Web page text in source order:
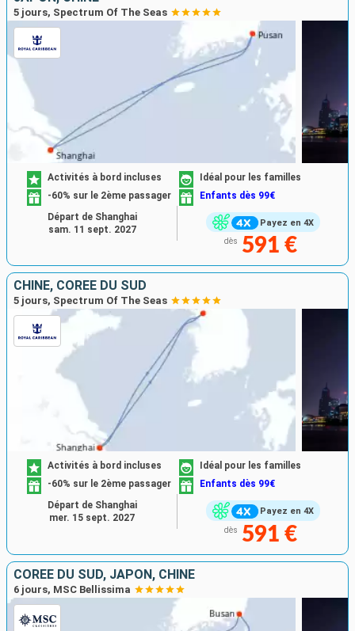
5 jours, Spectrum Of The Seas
Payez en 4X
Activités à bord incluses
Idéal pour les familles
-60% sur le 2ème passager
Enfants dès 99€
dès 591 €
Départ de Shanghai
sam. 11 sept. 2027
CHINE, CORÉE DU SUD
5 jours, Spectrum Of The Seas
Payez en 4X
Activités à bord incluses
Idéal pour les familles
-60% sur le 2ème passager
Enfants dès 99€
dès 591 €
Départ de Shanghai
mer. 15 sept. 2027
CORÉE DU SUD, JAPON, CHINE
6 jours, MSC Bellissima